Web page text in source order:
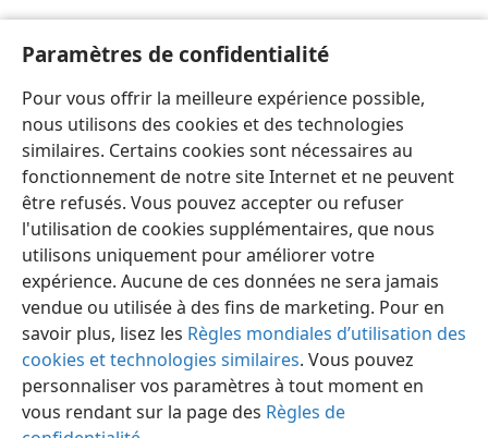
Paramètres de confidentialité
Pour vous offrir la meilleure expérience possible,
nous utilisons des cookies et des technologies
similaires. Certains cookies sont nécessaires au
fonctionnement de notre site Internet et ne peuvent
être refusés. Vous pouvez accepter ou refuser
l'utilisation de cookies supplémentaires, que nous
utilisons uniquement pour améliorer votre
expérience. Aucune de ces données ne sera jamais
vendue ou utilisée à des fins de marketing. Pour en
savoir plus, lisez les Règles mondiales d’utilisation des
cookies et technologies similaires. Vous pouvez
personnaliser vos paramètres à tout moment en
vous rendant sur la page des Règles de
vous devez vous fixer des priorités.
Français Partager Préférences
Copyright © 2026 Watch Tower Bible and Tract Society of Pennsylvania
Conditions d’utilisation
Règles de confidentialité
Paramètres de confidentialité
JW.ORG Se connecter